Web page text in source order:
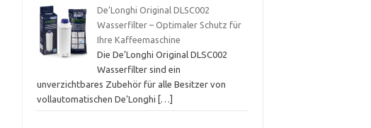
De’Longhi Original DLSC002
Wasserfilter – Optimaler Schutz für
Ihre Kaffeemaschine
Die De’Longhi Original DLSC002
Wasserfilter sind ein
unverzichtbares Zubehör für alle Besitzer von
vollautomatischen De’Longhi
[…]